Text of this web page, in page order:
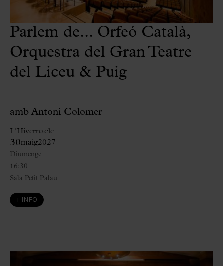
Parlem de... Orfeó Català,
Orquestra del Gran Teatre
del Liceu & Puig
amb Antoni Colomer
L'Hivernacle
30maig2027
16:30
Diumenge
Sala Petit Palau
+ INFO